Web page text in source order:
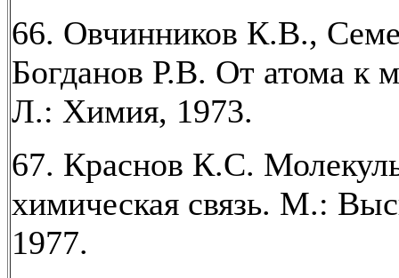
66. Овчинников К.В.,
Богданов Р.В. От атома к
Л.: Химия, 1973.
67. Краснов К.С.
химическая связь. М.:
1977.